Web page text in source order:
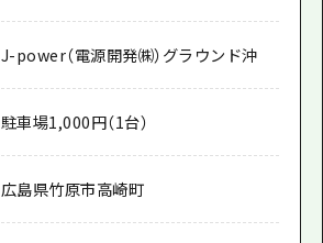
J-power（電源開発㈱）グラウンド沖
駐車場1,000円（1台）
広島県竹原市高崎町